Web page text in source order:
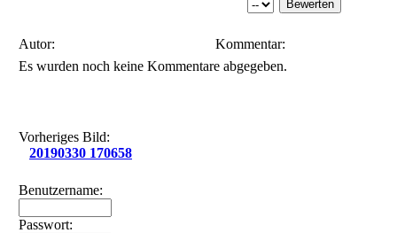
Autor:
Kommentar:
Es wurden noch keine Kommentare abgegeben.
Vorheriges Bild:
20190330 170658
Benutzername:
Passwort: